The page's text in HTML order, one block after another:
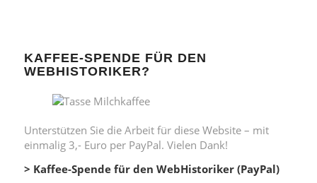
KAFFEE-SPENDE FÜR DEN
WEBHISTORIKER?
Unterstützen Sie die Arbeit für diese Website – mit
einmalig 3,- Euro per PayPal. Vielen Dank!
> Kaffee-Spende für den WebHistoriker (PayPal)